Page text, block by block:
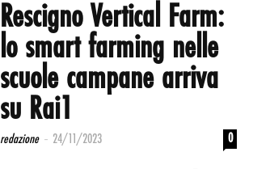
Rescigno Vertical Farm:
lo smart farming nelle
scuole campane arriva
su Rai1
redazione - 24/11/2023 0